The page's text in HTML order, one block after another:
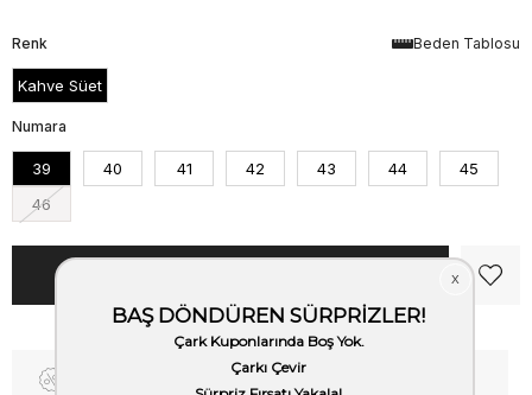
Beden Tablosu
Renk
Kahve Süet
Numara
39 40 41 42 43 44
45
46